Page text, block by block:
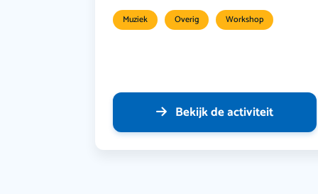
Muziek Overig Workshop
Bekijk de activiteit